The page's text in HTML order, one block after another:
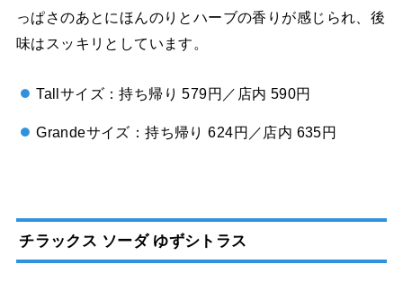
っぱさのあとにほんのりとハーブの香りが感じられ、後
味はスッキリとしています。
Tallサイズ：持ち帰り 579円／店内 590円
Grandeサイズ：持ち帰り 624円／店内 635円
チラックス ソーダ ゆずシトラス